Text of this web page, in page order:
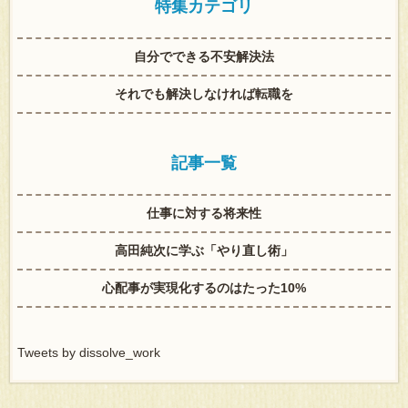
特集カテゴリ
自分でできる不安解決法
それでも解決しなければ転職を
記事一覧
仕事に対する将来性
高田純次に学ぶ「やり直し術」
心配事が実現化するのはたった10%
Tweets by dissolve_work